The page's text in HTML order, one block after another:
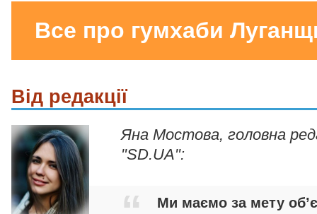
Все про гумхаби
Від редакції
Яна Мостова, головна
"SD.UA":
Ми маємо за мету